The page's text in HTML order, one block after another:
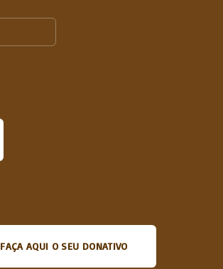
FAÇA AQUI O SEU DONATIVO